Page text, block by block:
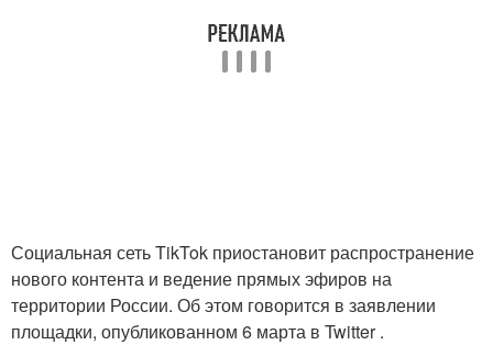
Социальная сеть TikTok приостановит распространение
нового контента и ведение прямых эфиров на
территории России. Об этом говорится в заявлении
площадки, опубликованном 6 марта в Twitter .